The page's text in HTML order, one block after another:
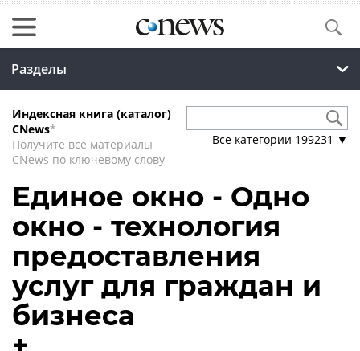
Разделы
Индексная книга (каталог)
CNews*
Получите все материалы
CNews по ключевому слову
Все категории 199231 ▼
Единое окно - Одно
окно - технология
предоставления
услуг для граждан и
бизнеса